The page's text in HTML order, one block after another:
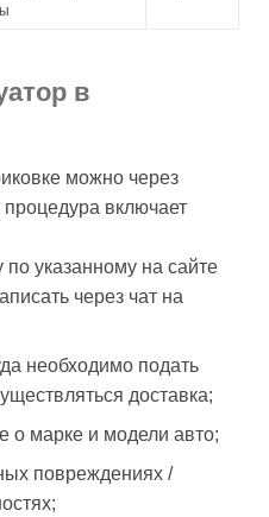
в
можно через
включает
по указанному на сайте
через чат на
необходимо подать
доставка;
о марке и модели авто;
повреждениях /